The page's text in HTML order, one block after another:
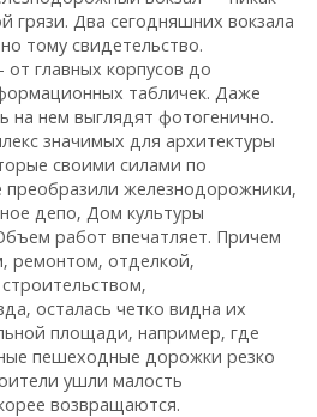
грязи. Два сегодняшних вокзала
тому свидетельство.
главных корпусов до
табличек. Даже
на нем выглядят фотогенично.
значимых для архитектуры
своими силами по
преобразили железнодорожники,
депо‚ Дом культуры
работ впечатляет. Причем
отделкой‚
осталась четко видна их
площади‚ например‚ где
пешеходные дорожки резко
ушли малость
возвращаются.